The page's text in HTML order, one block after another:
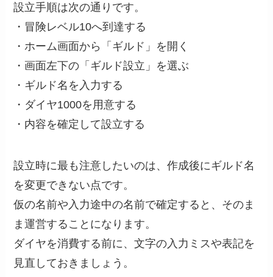
設立手順は次の通りです。
・冒険レベル10へ到達する
・ホーム画面から「ギルド」を開く
・画面左下の「ギルド設立」を選ぶ
・ギルド名を入力する
・ダイヤ1000を用意する
・内容を確定して設立する
設立時に最も注意したいのは、作成後にギルド名
を変更できない点です。
仮の名前や入力途中の名前で確定すると、そのま
ま運営することになります。
ダイヤを消費する前に、文字の入力ミスや表記を
見直しておきましょう。